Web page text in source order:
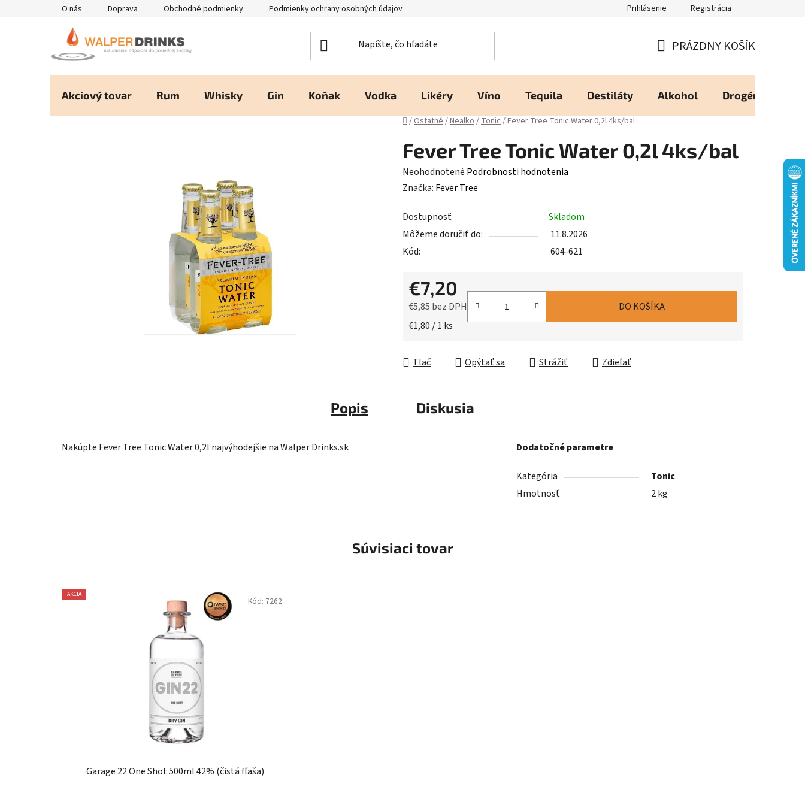
O nás Doprava Obchodné podmienky Podmienky ochrany osobných údajov Heureka - Overené Zákazníkmi Zásady používania Cookies
Prihlásenie Registrácia
KOŠÍK
PRÁZDNY KOŠÍK
Akciový tovar Rum Whisky Gin Koňak Vodka Likéry Víno Tequila Destiláty Alkohol Drogéria
Domov
/Ostatné/Nealko/Tonic/Fever Tree Tonic Water 0,2l 4ks/bal
Fever Tree Tonic Water 0,2l 4ks/bal
Priemerné
hodnotenie
je
0,0
z
hviezdičiek.
Neohodnotené Podrobnosti hodnotenia
Značka: Fever Tree
Dostupnosť
Skladom
Môžeme doručiť do:
11.8.2026
Kód:
604-621
€7,20
€5,85 bez DPH
Jednotková cena:
€1,80 / 1 ks
DO KOŠÍKA
Tlač Opýtať sa Strážiť Zdieľať
Popis Diskusia
Nakúpte Fever Tree Tonic Water 0,2l najvýhodejšie na Walper Drinks.sk Dodatočné parametre
Kategória
Tonic
Hmotnosť
2 kg
Súvisiaci tovar
AKCIA
Garage 22 One Shot 500ml 42% (čistá fľaša)
Kód: 7262